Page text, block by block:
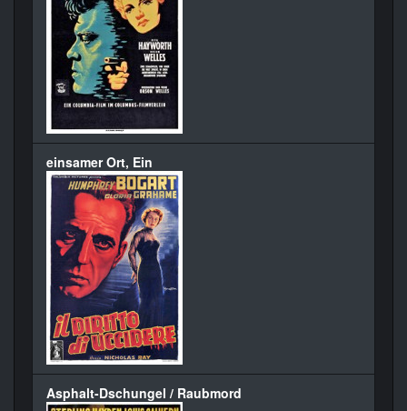
einsamer Ort, Ein
Asphalt-Dschungel / Raubmord